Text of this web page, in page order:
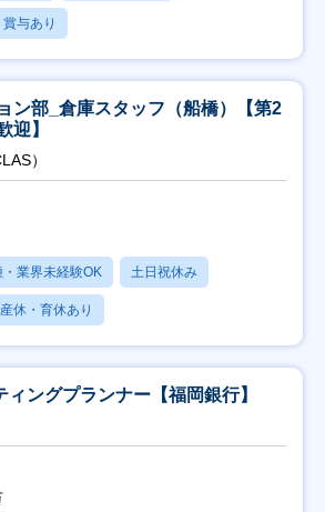
賞与あり
ン部_倉庫スタッフ（船橋）【第2
迎】
）
・業界未経験OK 土日祝休み
産休・育休あり
ングプランナー【福岡銀行】